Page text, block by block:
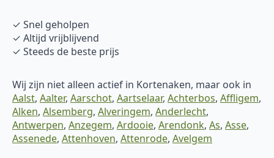
✓ Snel geholpen
✓ Altijd vrijblijvend
✓ Steeds de beste prijs
Wij zijn niet alleen actief in Kortenaken, maar ook in
Aalst, Aalter, Aarschot, Aartselaar, Achterbos, Affligem,
Alken, Alsemberg, Alveringem, Anderlecht,
Antwerpen, Anzegem, Ardooie, Arendonk, As, Asse,
Assenede, Attenhoven, Attenrode, Avelgem